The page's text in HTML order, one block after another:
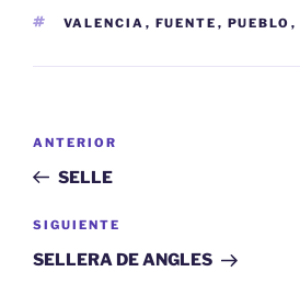
ETIQUETAS
VALENCIA , FUENTE , PUEBLO ,
entradas
Entrada
anterior:
ANTERIOR
SELLE
Siguiente
entrada
SIGUIENTE
SELLERA DE ANGLES